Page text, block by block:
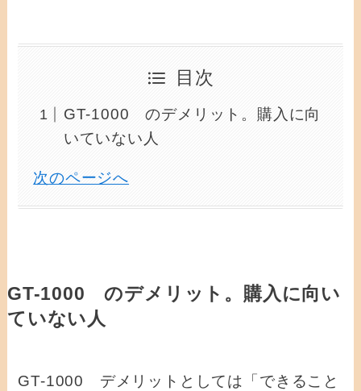
目次
GT-1000 のデメリット。購入に向
いていない人
次のページへ
GT-1000 のデメリット。購入に向い
ていない人
GT-1000 デメリットとしては「 できること